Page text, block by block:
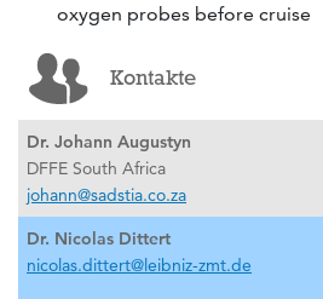
oxygen probes before cruise
Kontakte
Dr. Johann Augustyn
DFFE South Africa
johann@sadstia.co.za
Dr. Nicolas Dittert
nicolas.dittert@leibniz-zmt.de